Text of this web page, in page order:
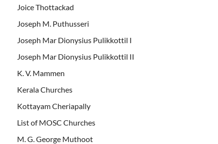
Joice Thottackad
Joseph M. Puthusseri
Joseph Mar Dionysius Pulikkottil I
Joseph Mar Dionysius Pulikkottil II
K. V. Mammen
Kerala Churches
Kottayam Cheriapally
List of MOSC Churches
M. G. George Muthoot